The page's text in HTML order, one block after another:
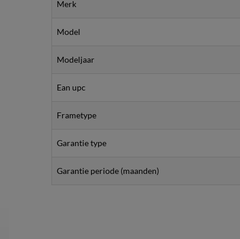
Merk
Model
Modeljaar
Ean upc
Frametype
Garantie type
Garantie periode (maanden)